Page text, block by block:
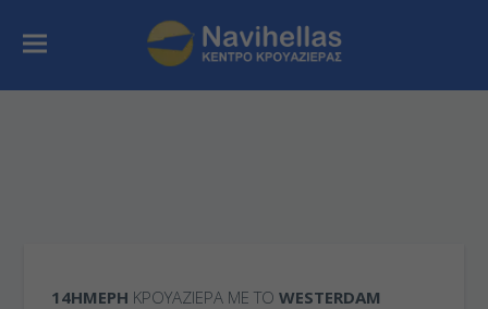
14ΉΜΕΡΗ ΚΡΟΥΑΖΙΕΡΑ ΜΕ ΤΟWESTERDAM